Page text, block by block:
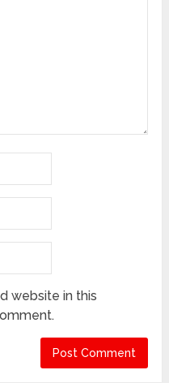
website in this